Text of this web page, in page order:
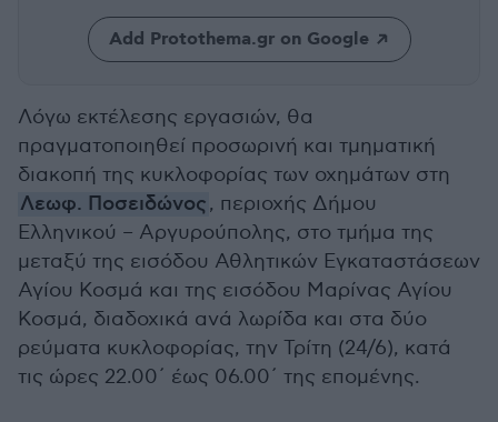
Add Protothema.gr on Google
Λόγω εκτέλεσης εργασιών, θα
πραγματοποιηθεί προσωρινή και τμηματική
διακοπή της κυκλοφορίας των οχημάτων στη
Λεωφ. Ποσειδώνος, περιοχής Δήμου
Ελληνικού – Αργυρούπολης, στο τμήμα της
μεταξύ της εισόδου Αθλητικών Εγκαταστάσεων
Αγίου Κοσμά και της εισόδου Μαρίνας Αγίου
Κοσμά, διαδοχικά ανά λωρίδα και στα δύο
ρεύματα κυκλοφορίας, την Τρίτη (24/6), κατά
τις ώρες 22.00΄ έως 06.00΄ της επομένης.